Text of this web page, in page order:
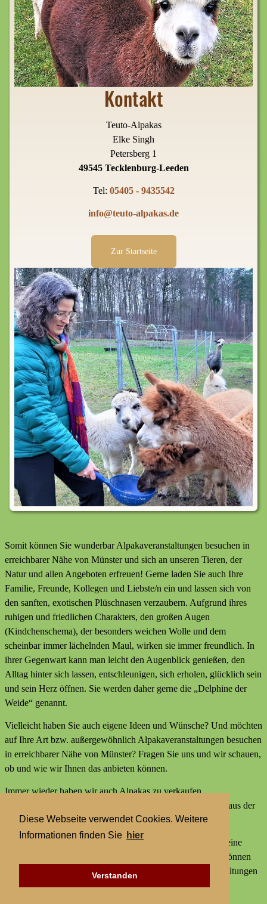
Diese Webseite verwendet Cookies. Weitere
Informationen finden Sie hier
Verstanden
Kontakt
Teuto-Alpakas
Elke Singh
Petersberg 1
49545 Tecklenburg-Leeden
Tel: 05405 - 9435542
info@teuto-alpakas.de
Zur Startseite
Somit können Sie wunderbar Alpakaveranstaltungen besuchen in
erreichbarer Nähe von Münster und sich an unseren Tieren, der
Natur und allen Angeboten erfreuen! Gerne laden Sie auch Ihre
Familie, Freunde, Kollegen und Liebste/n ein und lassen sich von
den sanften, exotischen Plüschnasen verzaubern. Aufgrund ihres
ruhigen und friedlichen Charakters, den großen Augen
(Kindchenschema), der besonders weichen Wolle und dem
scheinbar immer lächelnden Maul, wirken sie immer freundlich. In
ihrer Gegenwart kann man leicht den Augenblick genießen, den
Alltag hinter sich lassen, entschleunigen, sich erholen, glücklich sein
und sein Herz öffnen. Sie werden daher gerne die „Delphine der
Weide“ genannt.
Vielleicht haben Sie auch eigene Ideen und Wünsche? Und möchten
auf Ihre Art bzw. außergewöhnlich Alpakaveranstaltungen besuchen
in erreichbarer Nähe von Münster? Fragen Sie uns und wir schauen,
ob und wie wir Ihnen das anbieten können.
Immer wieder haben wir auch Alpakas zu verkaufen,
Alpakaprodukte, z.B. Alpakaseife oder Alpaka-Bettdecken aus der
Wolle unserer Tiere und außerdem kleine Geschenke.
Wir bieten keine externen Aktivitäten mit Alpakas an und keine
Alpaka-Wanderungen. Aber statt einer Alpakawanderung können
Sie bei uns Alpakas Mal anders erleben und Alpakaveranstaltungen
besuchen in erreichbarer Nähe von Münster.